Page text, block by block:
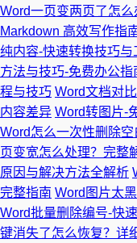
Word一页变两页了怎
Markdown 高效写作指
纯内容-快速转换技巧与
方法与技巧-免费办公指
程与技巧 Word文档对
内容差异 Word转图片-
Word怎么一次性删除
页变宽怎么处理？完整
原因与解决方法全解析
完整指南 Word图片太
Word批量删除编号-快
键消失了怎么恢复？详